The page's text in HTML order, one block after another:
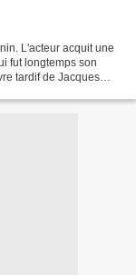
L'acteur acquit une
fut longtemps son
tardif de Jacques